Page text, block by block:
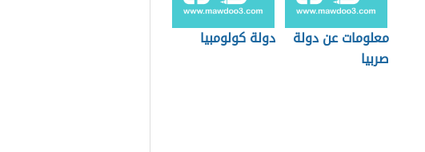
معلومات عن دولة
صربيا
دولة كولومبيا